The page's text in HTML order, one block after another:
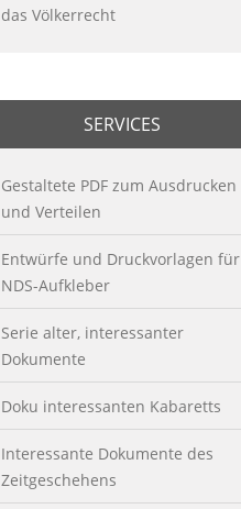
das Völkerrecht
SERVICES
Gestaltete PDF zum Ausdrucken
und Verteilen
Entwürfe und Druckvorlagen für
NDS-Aufkleber
Serie alter, interessanter
Dokumente
Doku interessanten Kabaretts
Interessante Dokumente des
Zeitgeschehens